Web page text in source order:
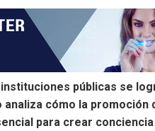
públicas se
cómo la promoción
para crear